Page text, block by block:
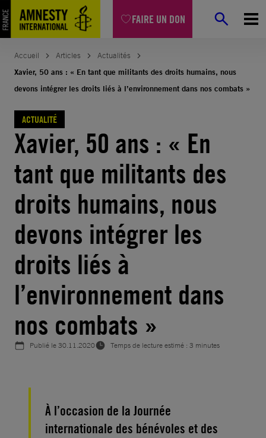
FAIRE UN DON
Aller
au
contenu
Accueil Articles
Actualités
Xavier, 50 ans : « En tant que militants des droits humains, nous
devons intégrer les droits liés à l’environnement dans nos combats »
ACTUALITÉ
Xavier, 50 ans : « En
tant que militants des
droits humains, nous
devons intégrer les
droits liés à
l’environnement dans
nos combats »
Publié le30.11.2020 Temps de lecture estimé : 3 minutes
À l’occasion de la Journée
internationale des bénévoles et des